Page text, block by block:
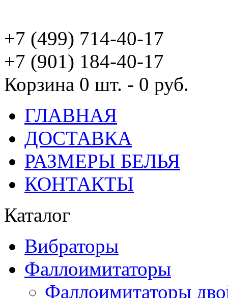
+7 (499) 714-40-17
+7 (901) 184-40-17
Корзина 0 шт. - 0 руб.
ГЛАВНАЯ
ДОСТАВКА
РАЗМЕРЫ БЕЛЬЯ
КОНТАКТЫ
Каталог
Вибраторы
Фаллоимитаторы
Фаллоимитаторы